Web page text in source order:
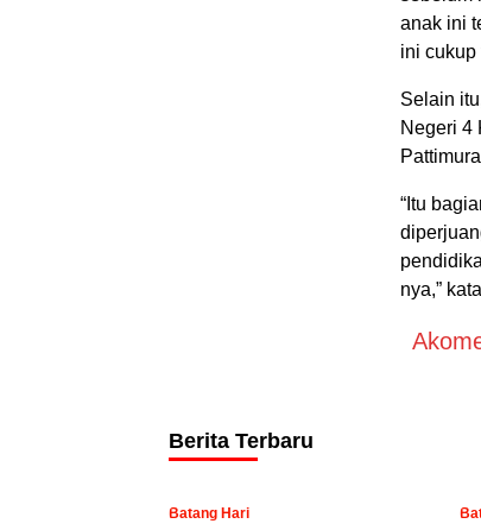
anak ini
ini cukup
Selain
Negeri 4
“Itu
nya,”
Berita Terbaru
Batang Hari